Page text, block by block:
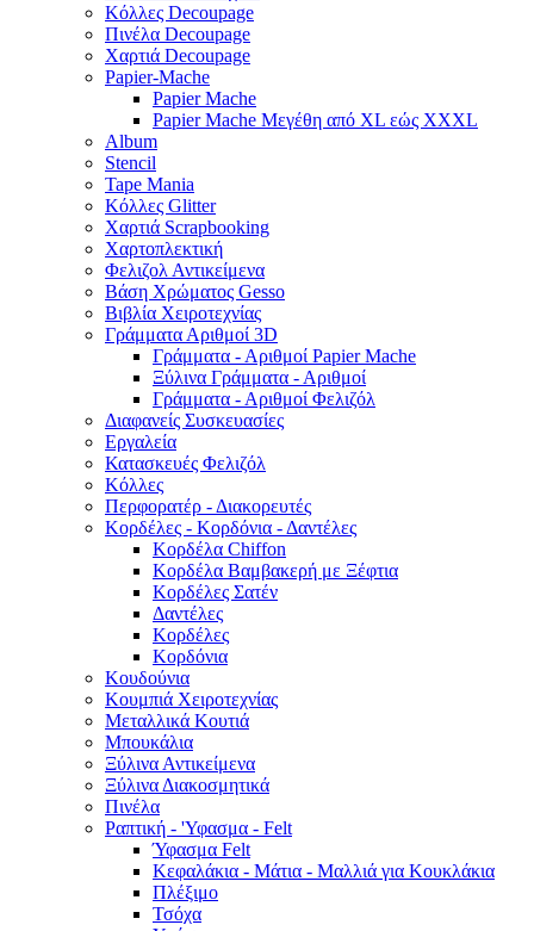
Κόλλες Decoupage
Πινέλα Decoupage
Χαρτιά Decoupage
Papier-Mache
Papier Mache
Papier Mache Μεγέθη από XL εώς XXXL
Album
Stencil
Tape Mania
Κόλλες Glitter
Χαρτιά Scrapbooking
Χαρτοπλεκτική
Φελιζολ Αντικείμενα
Βάση Χρώματος Gesso
Βιβλία Χειροτεχνίας
Γράμματα Αριθμοί 3D
Γράμματα - Αριθμοί Papier Mache
Ξύλινα Γράμματα - Αριθμοί
Γράμματα - Αριθμοί Φελιζόλ
Διαφανείς Συσκευασίες
Εργαλεία
Κατασκευές Φελιζόλ
Κόλλες
Περφορατέρ - Διακορευτές
Κορδέλες - Κορδόνια - Δαντέλες
Κορδέλα Chiffon
Κορδέλα Βαμβακερή με Ξέφτια
Κορδέλες Σατέν
Δαντέλες
Κορδέλες
Κορδόνια
Κουδούνια
Κουμπιά Χειροτεχνίας
Μεταλλικά Κουτιά
Μπουκάλια
Ξύλινα Αντικείμενα
Ξύλινα Διακοσμητικά
Πινέλα
Ραπτική - 'Υφασμα - Felt
Ύφασμα Felt
Κεφαλάκια - Μάτια - Μαλλιά για Κουκλάκια
Πλέξιμο
Τσόχα